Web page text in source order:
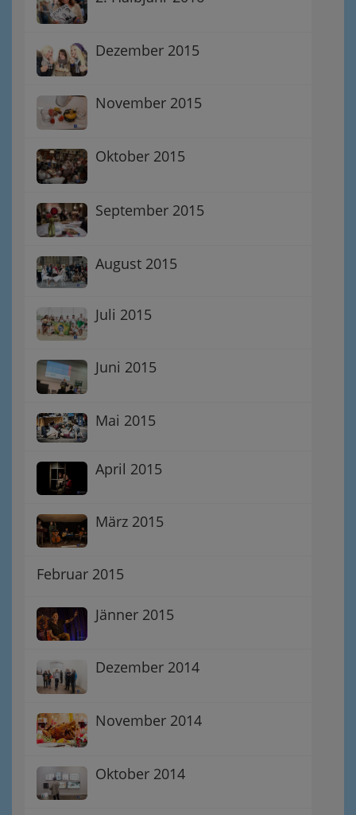
Dezember 2015
November 2015
Oktober 2015
September 2015
August 2015
Juli 2015
Juni 2015
Mai 2015
April 2015
März 2015
Februar 2015
Jänner 2015
Dezember 2014
November 2014
Oktober 2014